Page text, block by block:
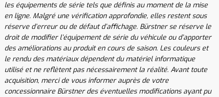
les équipements de série tels que définis au moment de la mise
en ligne. Malgré une vérification approfondie, elles restent sous
réserve d’erreur ou de défaut d’affichage. Bürstner se réserve le
droit de modifier l’équipement de série du véhicule ou d’apporter
des améliorations au produit en cours de saison. Les couleurs et
le rendu des matériaux dépendent du matériel informatique
utilisé et ne reflètent pas nécessairement la réalité. Avant toute
acquisition, merci de vous informer auprès de votre
concessionnaire Bürstner des éventuelles modifications ayant pu